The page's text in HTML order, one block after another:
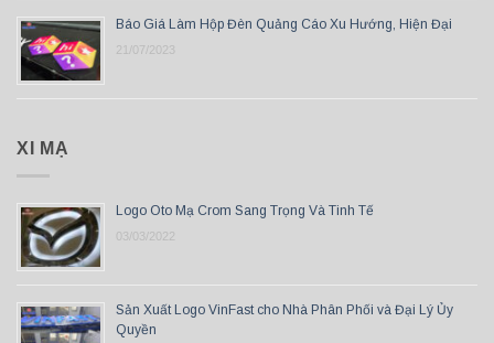
Báo Giá Làm Hộp Đèn Quảng Cáo Xu Hướng, Hiện Đại
21/07/2023
XI MẠ
Logo Oto Mạ Crom Sang Trọng Và Tinh Tế
03/03/2022
Sản Xuất Logo VinFast cho Nhà Phân Phối và Đại Lý Ủy
Quyền